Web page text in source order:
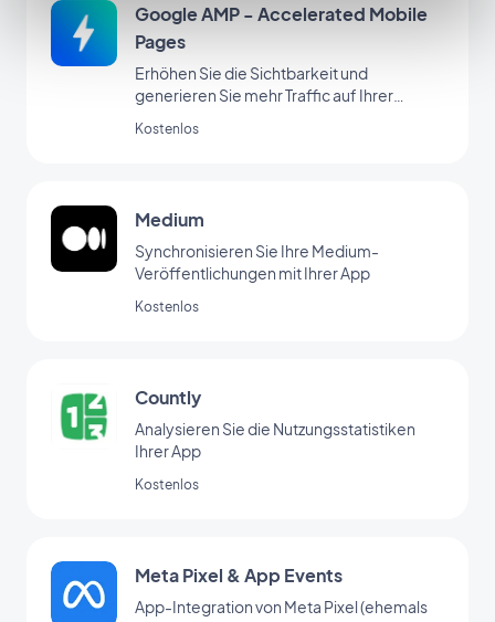
Google AMP - Accelerated Mobile
Pages
Erhöhen Sie die Sichtbarkeit und
generieren Sie mehr Traffic auf Ihrer
Kostenlos
Medium
Synchronisieren Sie Ihre Medium-
Veröffentlichungen mit Ihrer App
Kostenlos
Countly
Analysieren Sie die Nutzungsstatistiken
Ihrer App
Kostenlos
Meta Pixel & App Events
App-Integration von Meta Pixel (ehemals